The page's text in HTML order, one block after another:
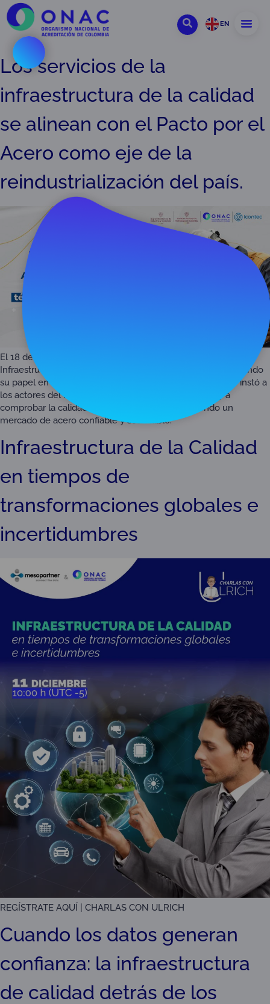
EN
Los servicios de la
infraestructura de la calidad
se alinean con el Pacto por el
Acero como eje de la
reindustrialización del país.
El 18 de diciembre de 2025, se discutió la importancia de la
Infraestructura de la Calidad en el sector del acero, destacando
su papel en asegurar productos seguros y conformes. Se instó a
los actores del mercado a cumplir con regulaciones y a
comprobar la calidad de los productos, promoviendo un
mercado de acero confiable y sostenible.
Infraestructura de la Calidad
en tiempos de
transformaciones globales e
incertidumbres
REGÍSTRATE AQUÍ | CHARLAS CON ULRICH
Cuando los datos generan
confianza: la infraestructura
de calidad detrás de los